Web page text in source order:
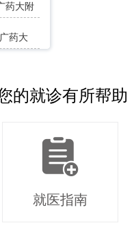
药大附
药大
的就诊有所帮助
就医指南